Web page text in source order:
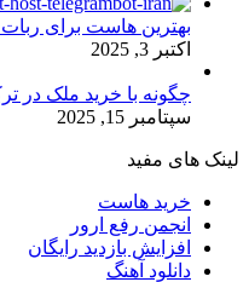
بهترین هاست برای ربات
اکتبر 3, 2025
چگونه با خرید ملک در
سپتامبر 15, 2025
لینک های مفید
خرید هاست
انجمن رفع ارور
افزایش بازدید رایگان
دانلود آهنگ